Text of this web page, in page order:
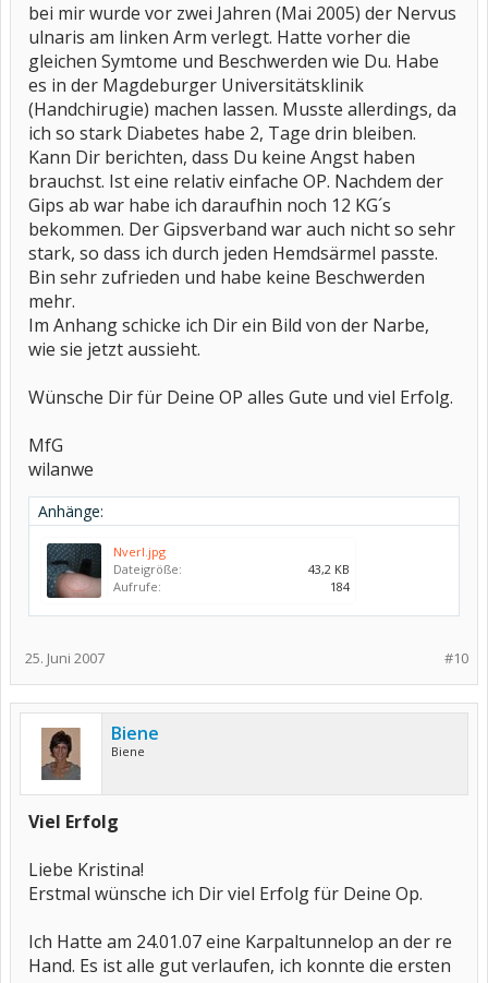
bei mir wurde vor zwei Jahren (Mai 2005) der Nervus
ulnaris am linken Arm verlegt. Hatte vorher die
gleichen Symtome und Beschwerden wie Du. Habe
es in der Magdeburger Universitätsklinik
(Handchirugie) machen lassen. Musste allerdings, da
ich so stark Diabetes habe 2, Tage drin bleiben.
Kann Dir berichten, dass Du keine Angst haben
brauchst. Ist eine relativ einfache OP. Nachdem der
Gips ab war habe ich daraufhin noch 12 KG´s
bekommen. Der Gipsverband war auch nicht so sehr
stark, so dass ich durch jeden Hemdsärmel passte.
Bin sehr zufrieden und habe keine Beschwerden
mehr.
Im Anhang schicke ich Dir ein Bild von der Narbe,
wie sie jetzt aussieht.
Wünsche Dir für Deine OP alles Gute und viel Erfolg.
MfG
wilanwe
Anhänge:
Nverl.jpg
Dateigröße:
43,2 KB
Aufrufe:
184
#10
25. Juni 2007
Biene
Biene
Viel Erfolg
Liebe Kristina!
Erstmal wünsche ich Dir viel Erfolg für Deine Op.
Ich Hatte am 24.01.07 eine Karpaltunnelop an der re
Hand. Es ist alle gut verlaufen, ich konnte die ersten